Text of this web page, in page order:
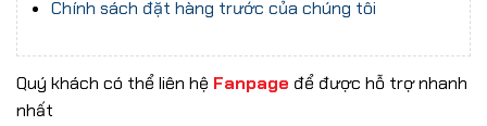
Chính sách đặt hàng trước của chúng tôi
Quý khách có thể liên hệ Fanpage để được hỗ trợ nhanh
nhất